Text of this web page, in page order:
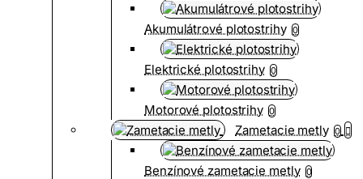
Akumulátrové plotostrihy 0
Elektrické plotostrihy 0
Motorové plotostrihy 0
Zametacie metly 0
Benzínové zametacie metly 0